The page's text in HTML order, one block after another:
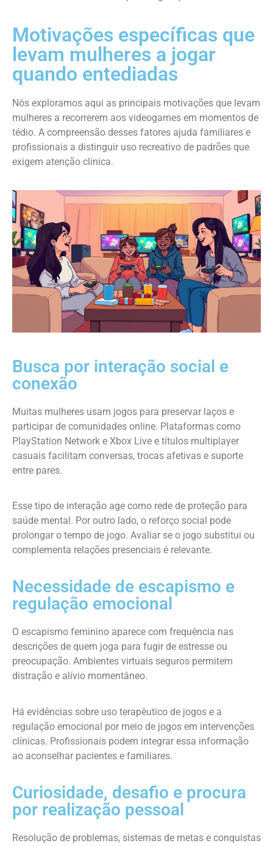
Motivações específicas que
levam mulheres a jogar
quando entediadas
Nós exploramos aqui as principais motivações que levam
mulheres a recorrerem aos videogames em momentos de
tédio. A compreensão desses fatores ajuda familiares e
profissionais a distinguir uso recreativo de padrões que
exigem atenção clínica.
Busca por interação social e
conexão
Muitas mulheres usam jogos para preservar laços e
participar de comunidades online. Plataformas como
PlayStation Network e Xbox Live e títulos multiplayer
casuais facilitam conversas, trocas afetivas e suporte
entre pares.
Esse tipo de interação age como rede de proteção para
saúde mental. Por outro lado, o reforço social pode
prolongar o tempo de jogo. Avaliar se o jogo substitui ou
complementa relações presenciais é relevante.
Necessidade de escapismo e
regulação emocional
O escapismo feminino aparece com frequência nas
descrições de quem joga para fugir de estresse ou
preocupação. Ambientes virtuais seguros permitem
distração e alívio momentâneo.
Há evidências sobre uso terapêutico de jogos e a
regulação emocional por meio de jogos em intervenções
clínicas. Profissionais podem integrar essa informação
ao aconselhar pacientes e familiares.
Curiosidade, desafio e procura
por realização pessoal
Resolução de problemas, sistemas de metas e conquistas